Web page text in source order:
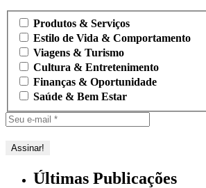
Produtos & Serviços
Estilo de Vida & Comportamento
Viagens & Turismo
Cultura & Entretenimento
Finanças & Oportunidade
Saúde & Bem Estar
Últimas Publicações